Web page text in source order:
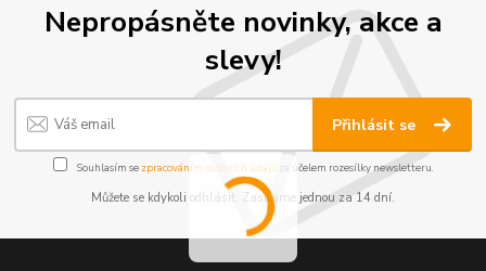
Nepropásněte novinky, akce a
slevy!
Přihlásit se
Souhlasím se zpracováním osobních údajůza účelem rozesílky newsletteru.
Můžete se kdykoli odhlásit. Zasíláme jednou za 14 dní.